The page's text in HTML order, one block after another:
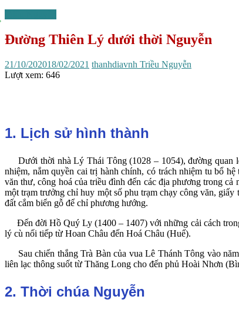
Đường Thiên Lý dưới thời Nguyễn
21/10/202018/02/2021 thanhdiavnh Triều Nguyễn
Lượt xem: 646
1. Lịch sử hình thành
Dưới thời nhà Lý Thái Tông (1028 – 1054), đường quan
nhiệm, nắm quyền cai trị hành chính, có trách nhiệm tu bổ
văn thư, công hoá của triều đình đến các địa phương trong
một trạm trưởng chỉ huy một số phu trạm chạy công văn,
đất cắm biển gỗ để chỉ phương hướng.
Đến đời Hồ Quý Ly (1400 – 1407) với những cải cách
lý cù nối tiếp từ Hoan Châu đến Hoá Châu (Huế).
Sau chiến thắng Trà Bàn của vua Lê Thánh Tông vào
liên lạc thông suốt từ Thăng Long cho đến phủ Hoài Nhơn
2. Thời chúa Nguyễn